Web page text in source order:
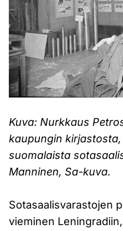
Kuva: Nurkkaus
kaupungin
suomalaista
Manninen, Sa-kuva.
Sotasaalisvarastojen
vieminen